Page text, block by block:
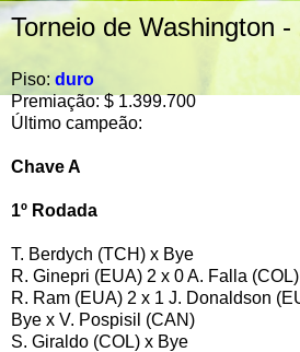
Torneio de Washington -
Piso: duro
Premiação: $ 1.399.700
Último campeão:
Chave A
1º Rodada
T. Berdych (TCH) x Bye
R. Ginepri (EUA) 2 x 0 A. Falla
R. Ram (EUA) 2 x 1 J. Donaldson
Bye x V. Pospisil (CAN)
S. Giraldo (COL) x Bye